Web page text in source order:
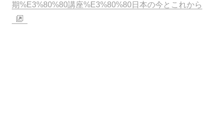
期%E3%80%80講座%E3%80%80日本の今とこれから